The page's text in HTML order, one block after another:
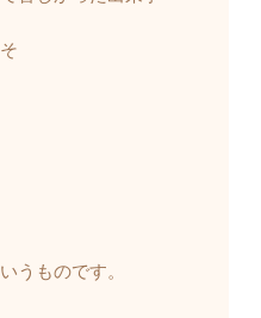
うものです。